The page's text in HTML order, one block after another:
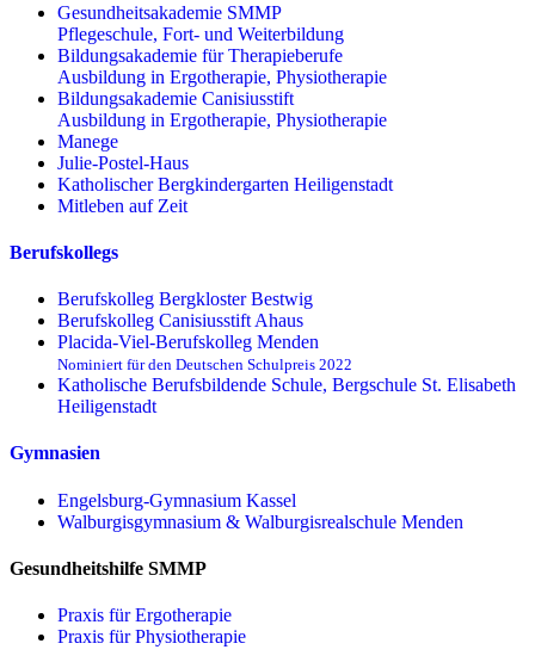
Gesundheitsakademie SMMP
Pflegeschule, Fort- und Weiterbildung
Bildungsakademie für Therapieberufe
Ausbildung in Ergotherapie, Physiotherapie
Bildungsakademie Canisiusstift
Ausbildung in Ergotherapie, Physiotherapie
Manege
Julie-Postel-Haus
Katholischer Bergkindergarten Heiligenstadt
Mitleben auf Zeit
Berufskollegs
Berufskolleg Bergkloster Bestwig
Berufskolleg Canisiusstift Ahaus
Placida-Viel-Berufskolleg Menden
Nominiert für den Deutschen Schulpreis 2022
Katholische Berufsbildende Schule, Bergschule St. Elisabeth
Heiligenstadt
Gymnasien
Engelsburg-Gymnasium Kassel
Walburgisgymnasium & Walburgisrealschule Menden
Gesundheitshilfe SMMP
Praxis für Ergo­therapie
Praxis für Physio­therapie